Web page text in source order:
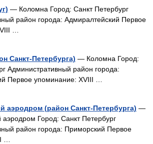
— Коломна Город: Санкт Петербург
район города: Адмиралтейский Первое
…
Санкт-Петербурга) — Коломна Город:
Административный район города:
Первое упоминание: XVIII …
аэродром (район Санкт-Петербурга) —
аэродром Город: Санкт Петербург
район города: Приморский Первое
…